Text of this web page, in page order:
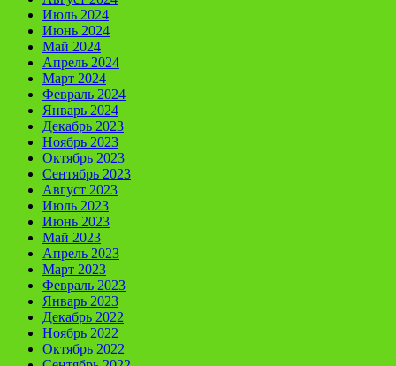
Июль 2024
Июнь 2024
Май 2024
Апрель 2024
Март 2024
Февраль 2024
Январь 2024
Декабрь 2023
Ноябрь 2023
Октябрь 2023
Сентябрь 2023
Август 2023
Июль 2023
Июнь 2023
Май 2023
Апрель 2023
Март 2023
Февраль 2023
Январь 2023
Декабрь 2022
Ноябрь 2022
Октябрь 2022